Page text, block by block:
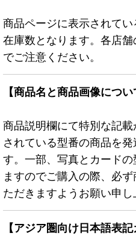
商品ページに表示されて
在庫数となります。各店
でご注意ください。
【商品名と商品画像につい
商品説明欄にて特別な記
されている型番の商品を
す。一部、写真とカード
ますのでご購入の際、必
ただきますようお願い申し
【アジア圏向け日本語表記